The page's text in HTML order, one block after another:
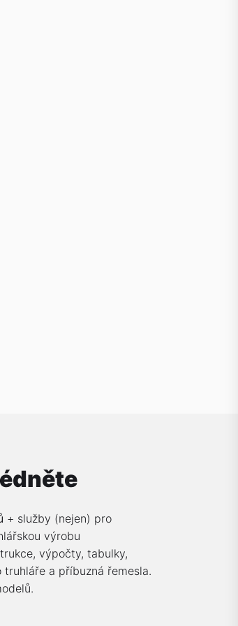
+ služby (nejen) pro
výrobu
výpočty, tabulky,
truhláře a příbuzná řemesla.